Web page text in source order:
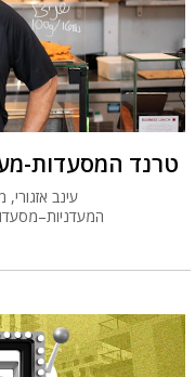
טרנד המסעדות-
עינב